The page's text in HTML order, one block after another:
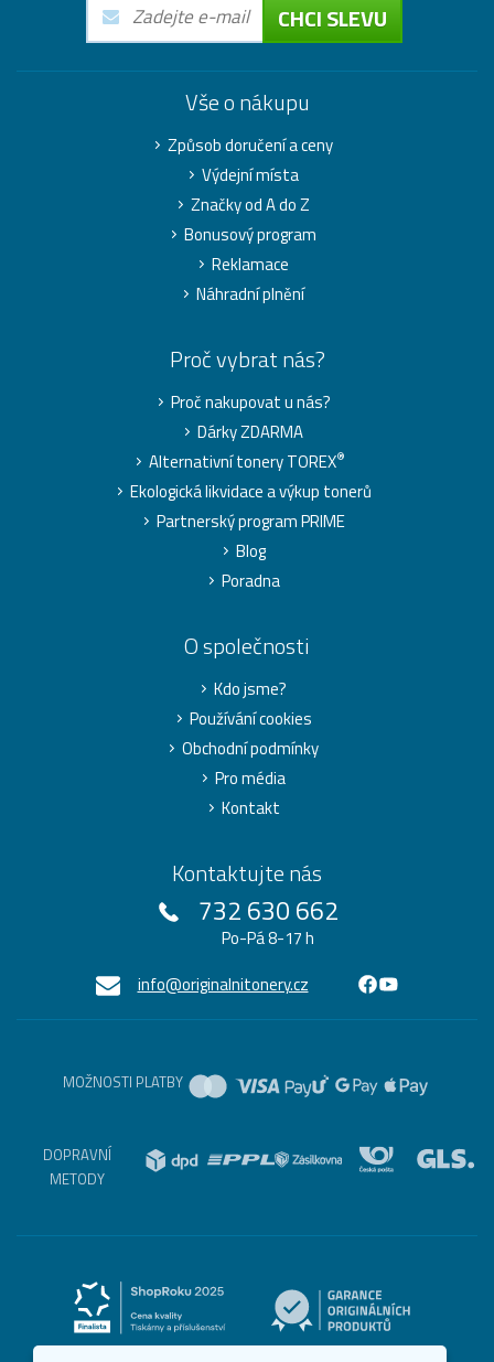
CHCI SLEVU
Vše o nákupu
Způsob doručení a ceny
Výdejní místa
Značky od A do Z
Bonusový program
Reklamace
Náhradní plnění
Proč vybrat nás?
Proč nakupovat u nás?
Dárky ZDARMA
Alternativní tonery TOREX®
Ekologická likvidace a výkup tonerů
Partnerský program PRIME
Blog
Poradna
O společnosti
Kdo jsme?
Používání cookies
Obchodní podmínky
Pro média
Kontakt
Kontaktujte nás
732 630 662
Po-Pá 8-17 h
info@originalnitonery.cz
MOŽNOSTI PLATBY
DOPRAVNÍ
METODY